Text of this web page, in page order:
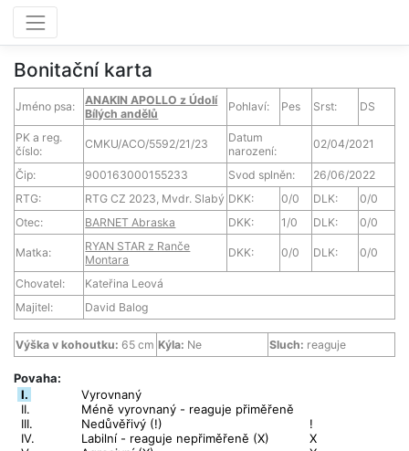
Bonitační karta
Jméno psa:
ANAKIN APOLLO z Údolí
Bílých andělů
Pohlaví: Pes Srst: DS
PK a reg.
číslo:
CMKU/ACO/5592/21/23
Datum
narození:
02/04/2021
Čip: 900163000155233 Svod splněn:
26/06/2022
RTG:
RTG CZ 2023, Mvdr. Slabý DKK: 0/0 DLK:
0/0
Otec:
BARNET Abraska DKK: 1/0 DLK: 0/0
Matka:
RYAN STAR z Ranče
Montara
DKK: 0/0 DLK: 0/0
Chovatel:
Kateřina Leová
Majitel:
David Balog
Výška v kohoutku: 65 cm Kýla: Ne Sluch: reaguje
Povaha:
I.
Vyrovnaný
II.
Méně vyrovnaný - reaguje přiměřeně
III.
Nedůvěřivý (!)
!
IV.
Labilní - reaguje nepřiměřeně (X)
X